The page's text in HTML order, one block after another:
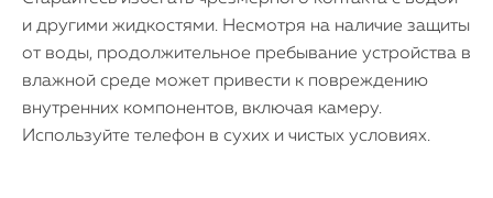
и другими жидкостями. Несмотря на наличие защиты
от воды, продолжительное пребывание устройства в
влажной среде может привести к повреждению
внутренних компонентов, включая камеру.
Используйте телефон в сухих и чистых условиях.